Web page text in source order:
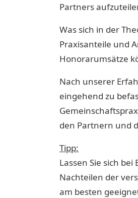
Partners
Was sich in der
Praxisanteile und
Honorarumsätze
Nach unserer
eingehend zu
den Partnern und
Tipp:
Lassen Sie sich
Nachteilen der
am besten